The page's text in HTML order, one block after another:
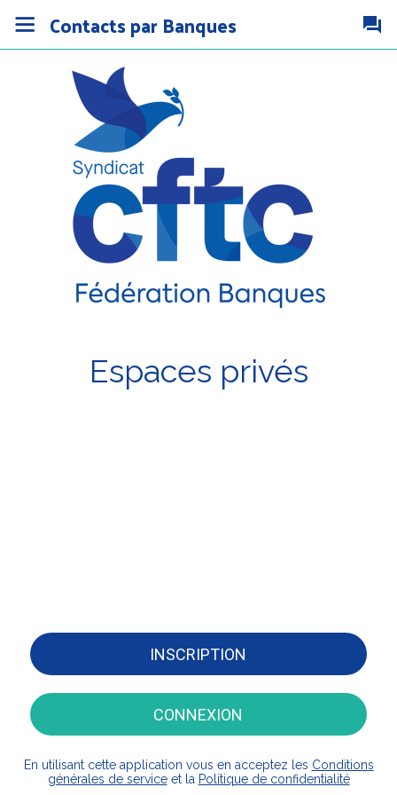
Contacts par Banques
Espaces privés
INSCRIPTION
CONNEXION
En utilisant cette application vous en acceptez les Conditions
générales de serviceet la Politique de confidentialité